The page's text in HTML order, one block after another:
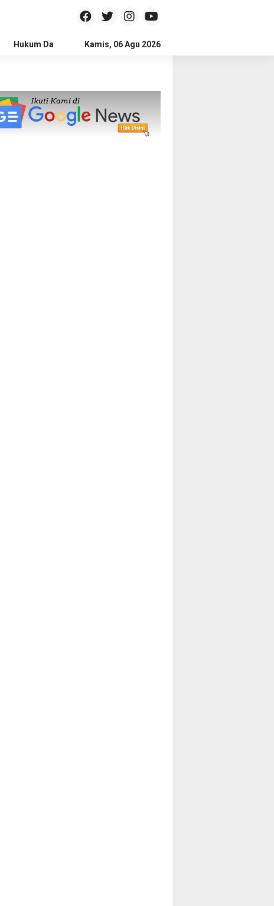
Hukum Dan Kriminal Politik Pendidikan
Kamis, 06 Agu 2026